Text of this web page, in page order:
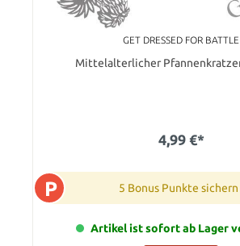
GET DRESSED FOR BATTLE
Mittelalterlicher
4,99 €*
P 5 Bonus Punkte sichern
Artikel ist sofort ab Lager